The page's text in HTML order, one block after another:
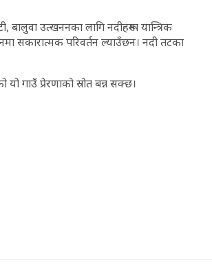
बालुवा उत्खननका लागि नदीहरूमा यान्त्रिक
सकारात्मक परिवर्तन ल्याउँछन। नदी तटका
गाउँ प्रेरणाको स्रोत बन्न सक्छ।